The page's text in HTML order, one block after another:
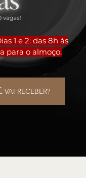
1 e 2: das 8h às
para o almoço.
RECEBER?